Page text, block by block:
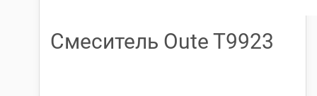
Смеситель Oute T9923